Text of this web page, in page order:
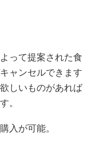
って提案された食
ャンセルできます
しいものがあれば
。
入が可能。